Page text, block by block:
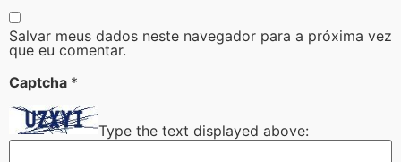
Salvar meus dados neste navegador para a próxima vez
que eu comentar.
Captcha *
Type the text displayed above: